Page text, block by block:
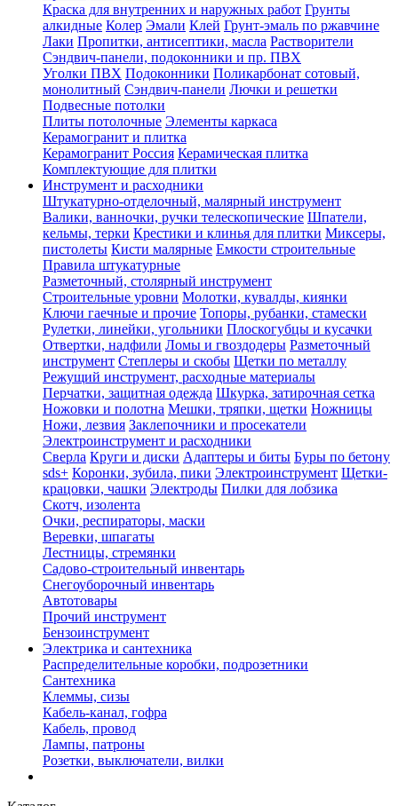
Краска для внутренних и наружных работ Грунты
алкидные Колер Эмали Клей Грунт-эмаль по ржавчине
Лаки Пропитки, антисептики, масла Растворители
Сэндвич-панели, подоконники и пр. ПВХ
Уголки ПВХ Подоконники Поликарбонат сотовый,
монолитный Сэндвич-панели Лючки и решетки
Подвесные потолки
Плиты потолочные Элементы каркаса
Керамогранит и плитка
Керамогранит Россия Керамическая плитка
Комплектующие для плитки
Инструмент и расходники
Штукатурно-отделочный, малярный инструмент
Валики, ванночки, ручки телескопические Шпатели,
кельмы, терки Крестики и клинья для плитки Миксеры,
пистолеты Кисти малярные Емкости строительные
Правила штукатурные
Разметочный, столярный инструмент
Строительные уровни Молотки, кувалды, киянки
Ключи гаечные и прочие Топоры, рубанки, стамески
Рулетки, линейки, угольники Плоскогубцы и кусачки
Отвертки, надфили Ломы и гвоздодеры Разметочный
инструмент Степлеры и скобы Щетки по металлу
Режущий инструмент, расходные материалы
Перчатки, защитная одежда Шкурка, затирочная сетка
Ножовки и полотна Мешки, тряпки, щетки Ножницы
Ножи, лезвия Заклепочники и просекатели
Электроинструмент и расходники
Сверла Круги и диски Адаптеры и биты Буры по бетону
sds+ Коронки, зубила, пики Электроинструмент Щетки-
крацовки, чашки Электроды Пилки для лобзика
Скотч, изолента
Очки, респираторы, маски
Веревки, шпагаты
Лестницы, стремянки
Садово-строительный инвентарь
Снегоуборочный инвентарь
Автотовары
Прочий инструмент
Бензоинструмент
Электрика и сантехника
Распределительные коробки, подрозетники
Сантехника
Клеммы, сизы
Кабель-канал, гофра
Кабель, провод
Лампы, патроны
Розетки, выключатели, вилки